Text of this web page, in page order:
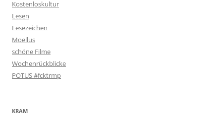
Kostenloskultur
Lesen
Lesezeichen
Moellus
schöne Filme
Wochenrückblicke
POTUS #fcktrmp
KRAM